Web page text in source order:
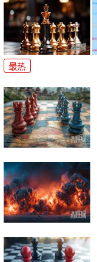
最热